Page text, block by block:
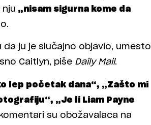
nju „nisam sigurna kome da
ju je slučajno objavio, umesto
Caitlyn, piše Daily Mail.
lep početak dana“, „Zašto mi
„Je li Liam Payne
komentari su obožavalaca na